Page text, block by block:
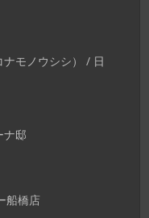
モノウシシ） / 日
ナ邸
船橋店